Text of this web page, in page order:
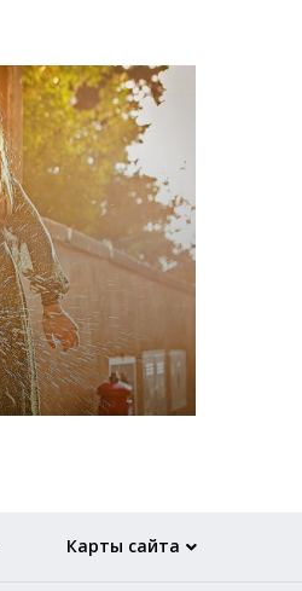
Карты сайта